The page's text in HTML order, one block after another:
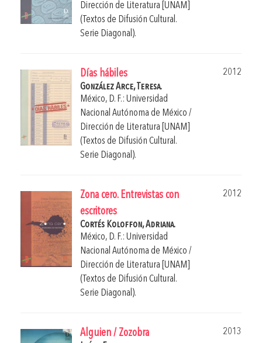
Dirección de Literatura [UNAM]
(Textos de Difusión Cultural.
Serie Diagonal).
Días hábiles
2012
González Arce, Teresa.
México, D. F.: Universidad
Nacional Autónoma de México /
Dirección de Literatura [UNAM]
(Textos de Difusión Cultural.
Serie Diagonal).
Zona cero. Entrevistas con
escritores
2012
Cortés Koloffon, Adriana.
México, D. F.: Universidad
Nacional Autónoma de México /
Dirección de Literatura [UNAM]
(Textos de Difusión Cultural.
Serie Diagonal).
Alguien / Zozobra
2013